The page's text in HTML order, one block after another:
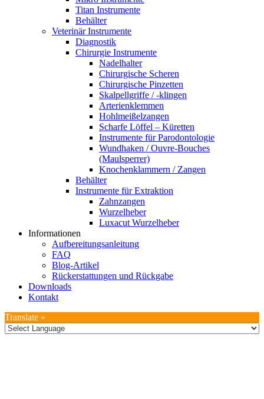
Titan Instrumente
Behälter
Veterinär Instrumente
Diagnostik
Chirurgie Instrumente
Nadelhalter
Chirurgische Scheren
Chirurgische Pinzetten
Skalpellgriffe / -klingen
Arterienklemmen
Hohlmeißelzangen
Scharfe Löffel – Küretten
Instrumente für Parodontologie
Wundhaken / Ouvre-Bouches
(Maulsperrer)
Knochenklammern / Zangen
Behälter
Instrumente für Extraktion
Zahnzangen
Wurzelheber
Luxacut Wurzelheber
Informationen
Aufbereitungsanleitung
FAQ
Blog-Artikel
Rückerstattungen und Rückgabe
Downloads
Kontakt
Translate »